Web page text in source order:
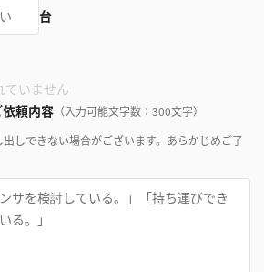
台
ていません
頼内容 （入力可能文字数：300文字）
しできない場合がございます。あらかじめご了